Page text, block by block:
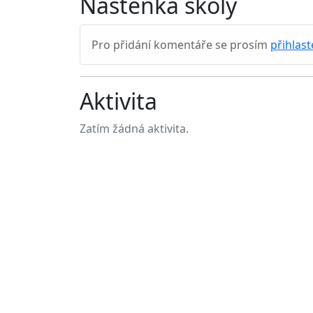
Pro přidání komentáře se prosím
Aktivita
Zatím žádná aktivita.